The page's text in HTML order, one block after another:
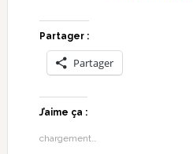
Partager :
Partager
J’aime ça :
chargement…